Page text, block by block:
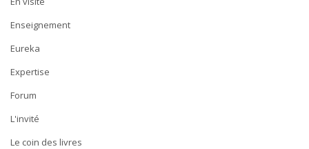
Enseignement
Eureka
Expertise
Forum
L'invité
Le coin des livres